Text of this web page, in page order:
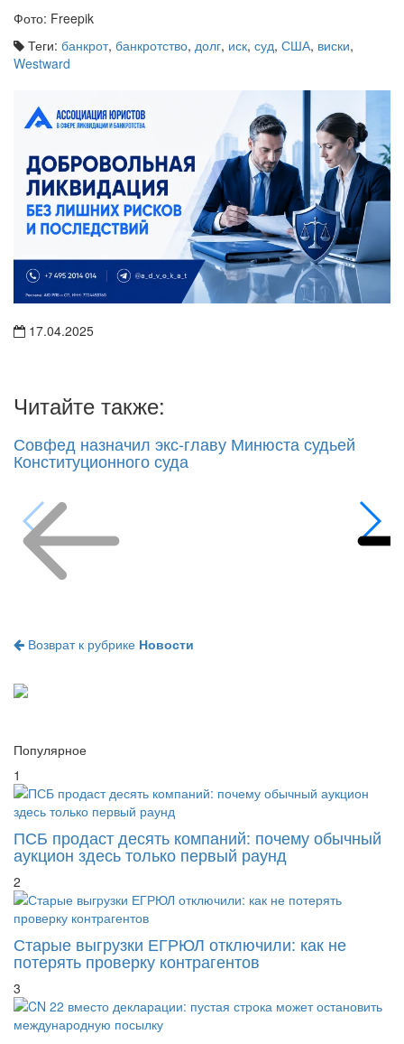
Теги:банкрот
Westward
Конституционного суда
1
ПСБ продаст десять компаний: почему обычный
аукцион здесь только первый раунд
2
Старые выгрузки ЕГРЮЛ отключили: как не
потерять проверку контрагентов
3
CN 22 вместо декларации: пустая строка может